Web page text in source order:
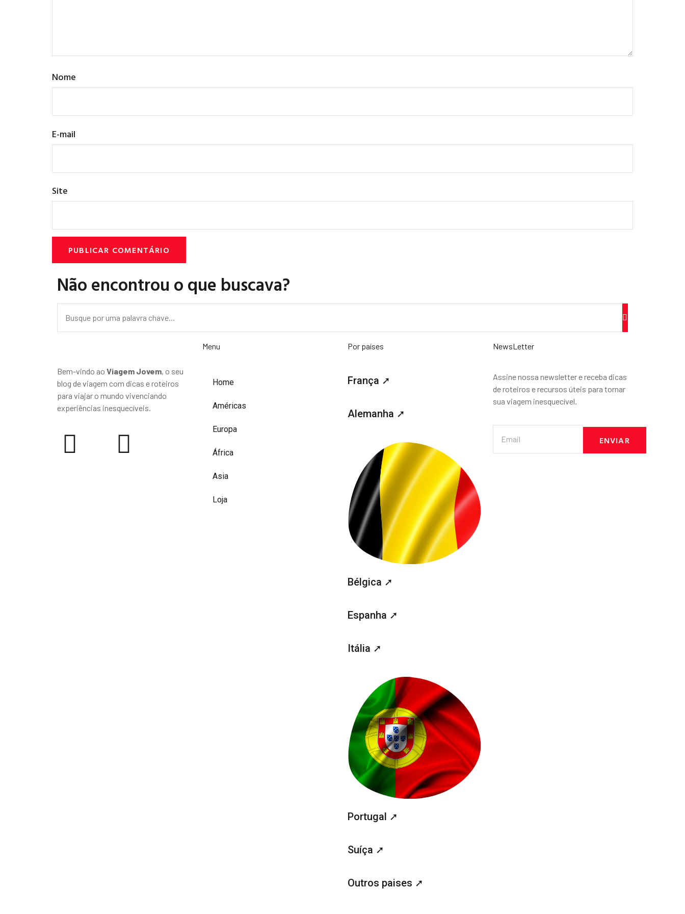
Nome
E-mail
Site
Não encontrou o que buscava?
Bem-vindo ao Viagem Jovem, o seu
blog de viagem com dicas e roteiros
para viajar o mundo vivenciando
experiências inesquecíveis.
Menu
Home
Américas
Europa
África
Asia
Loja
Por países
França ➚
Alemanha ➚
Bélgica ➚
Espanha ➚
Itália ➚
Portugal ➚
Suíça ➚
Outros paises ➚
NewsLetter
Assine nossa newsletter e receba dicas
de roteiros e recursos úteis para tornar
sua viagem inesquecível.
ENVIAR